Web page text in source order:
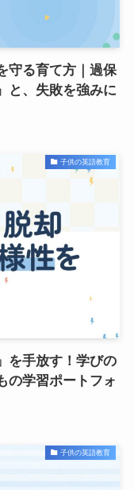
守る育て方｜過保
と、失敗を強みに
子供の英語教育
を手放す！学びの
の学習ポートフォ
子供の英語教育